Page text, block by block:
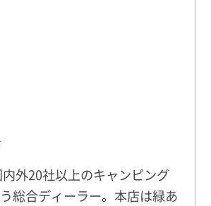
外20社以上のキャンピング
総合ディーラー。本店は緑あ